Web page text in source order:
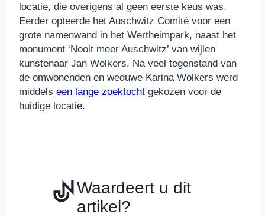
locatie, die overigens al geen eerste keus was.
Eerder opteerde het Auschwitz Comité voor een
grote namenwand in het Wertheimpark, naast het
monument ‘Nooit meer Auschwitz’ van wijlen
kunstenaar Jan Wolkers. Na veel tegenstand van
de omwonenden en weduwe Karina Wolkers werd
middels een lange zoektocht gekozen voor de
huidige locatie.
Waardeert u dit
artikel?